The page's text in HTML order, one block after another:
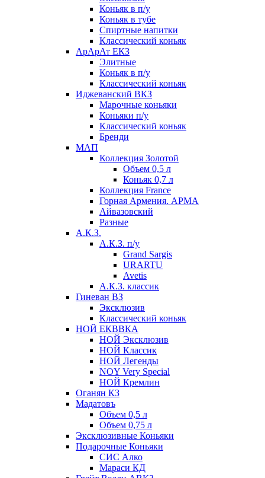
Коньяк в п/у
Коньяк в тубе
Спиртные напитки
Классический коньяк
АрАрАт ЕКЗ
Элитные
Коньяк в п/у
Классический коньяк
Иджеванский ВКЗ
Марочные коньяки
Коньяки п/у
Классический коньяк
Бренди
МАП
Коллекция Золотой
Объем 0,5 л
Коньяк 0,7 л
Коллекция France
Горная Армения. АРМА
Айвазовский
Разные
А.К.З.
А.К.З. п/у
Grand Sargis
URARTU
Avetis
А.К.З. классик
Гиневан ВЗ
Эксклюзив
Классический коньяк
НОЙ ЕКВВКА
НОЙ Эксклюзив
НОЙ Классик
НОЙ Легенды
NOY Very Speсial
НОЙ Кремлин
Оганян КЗ
Мадатовъ
Объем 0,5 л
Объем 0,75 л
Эксклюзивные Коньяки
Подарочные Коньяки
СИС Алко
Мараси КД